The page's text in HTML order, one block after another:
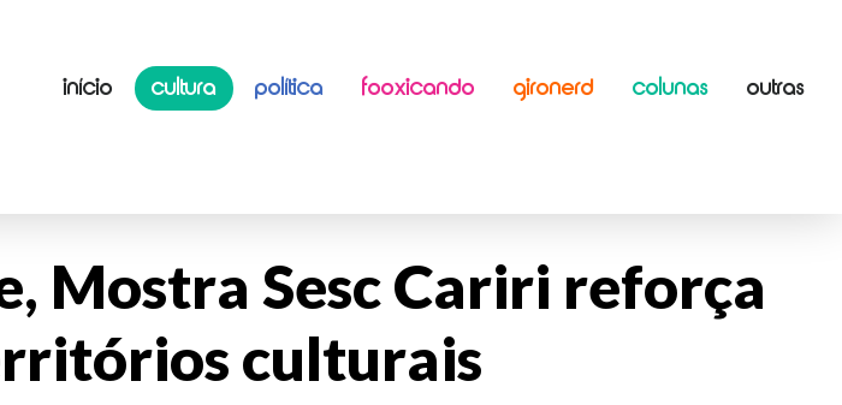
INÍCIO CULTURA POLÍTICA FOOXICANDO GIRONERD COLUNAS OUTRAS
Mostra Sesc Cariri reforça
culturais